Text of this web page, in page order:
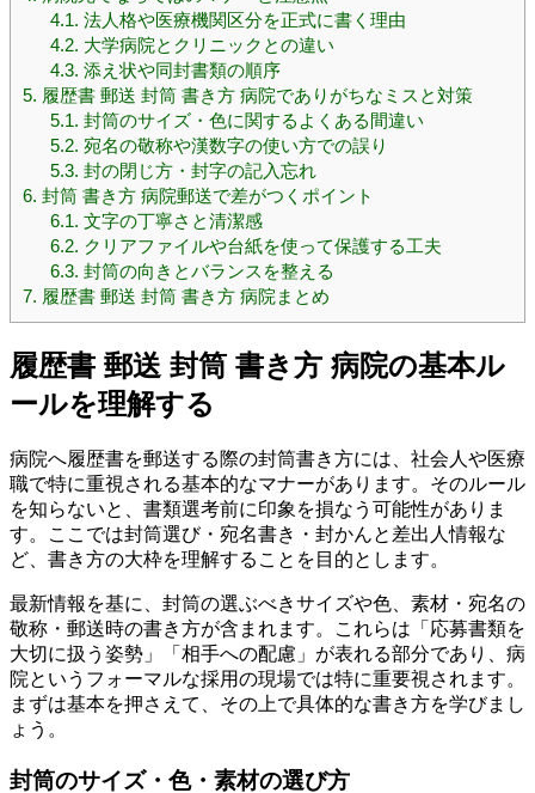
4.1. 法人格や医療機関区分を正式に書く理由
4.2. 大学病院とクリニックとの違い
4.3. 添え状や同封書類の順序
5. 履歴書 郵送 封筒 書き方 病院でありがちなミスと対策
5.1. 封筒のサイズ・色に関するよくある間違い
5.2. 宛名の敬称や漢数字の使い方での誤り
5.3. 封の閉じ方・封字の記入忘れ
6. 封筒 書き方 病院郵送で差がつくポイント
6.1. 文字の丁寧さと清潔感
6.2. クリアファイルや台紙を使って保護する工夫
6.3. 封筒の向きとバランスを整える
7. 履歴書 郵送 封筒 書き方 病院まとめ
履歴書 郵送 封筒 書き方 病院の基本ル
ールを理解する
病院へ履歴書を郵送する際の封筒書き方には、社会人や医療
職で特に重視される基本的なマナーがあります。そのルール
を知らないと、書類選考前に印象を損なう可能性がありま
す。ここでは封筒選び・宛名書き・封かんと差出人情報な
ど、書き方の大枠を理解することを目的とします。
最新情報を基に、封筒の選ぶべきサイズや色、素材・宛名の
敬称・郵送時の書き方が含まれます。これらは「応募書類を
大切に扱う姿勢」「相手への配慮」が表れる部分であり、病
院というフォーマルな採用の現場では特に重要視されます。
まずは基本を押さえて、その上で具体的な書き方を学びまし
ょう。
封筒のサイズ・色・素材の選び方